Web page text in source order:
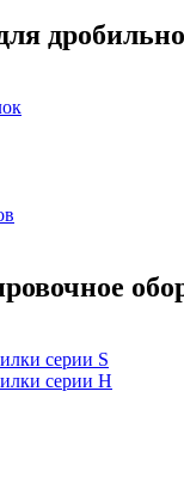
серии S
серии H